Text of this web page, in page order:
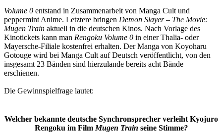
Volume 0 entstand in Zusammenarbeit von Manga Cult und
peppermint Anime. Letztere bringen Demon Slayer – The Movie:
Mugen Train aktuell in die deutschen Kinos. Nach Vorlage des
Kinotickets kann man Rengoku Volume 0 in einer Thalia- oder
Mayersche-Filiale kostenfrei erhalten. Der Manga von Koyoharu
Gotouge wird bei Manga Cult auf Deutsch veröffentlicht, von den
insgesamt 23 Bänden sind hierzulande bereits acht Bände
erschienen.
Die Gewinnspielfrage lautet:
Welcher bekannte deutsche Synchronsprecher verleiht Kyojuro
Rengoku im Film Mugen Train seine Stimme?